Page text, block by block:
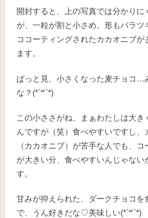
開封すると、上の写真では分かりに
が、一粒が割と小さめ、形もバラツ
ココーティングされたカカオニブが
ます。
ぱっと見、小さくなった麦チョコ…
な？(*´꒳`*)
この小ささがね、まぁわたしは大き
んですが（笑）食べやすいですし、
（カカオニブ）が苦手な人でも、
が大きい分、食べやすいんじゃない
す。
甘みが抑えられた、ダークチョコを
で、うん好きだな♡美味しい(*´꒳`*)